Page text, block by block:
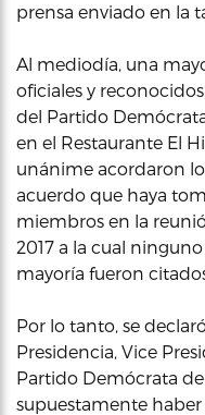
prensa enviado en la
Al mediodía, una
oficiales y
del Partido
en el Restaurante El
unánime acordaron
acuerdo que haya
miembros en la
2017 a la cual
mayoría fueron
Por lo tanto, se
Presidencia, Vice
Partido Demócrata
supuestamente